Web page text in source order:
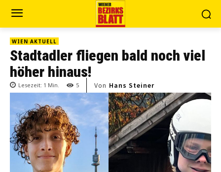
WIEN AKTUELL
Stadtadler fliegen bald noch viel
höher hinaus!
Lesezeit: 1 Min. 5 Von Hans Steiner